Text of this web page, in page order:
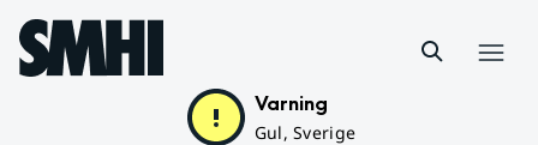
Hoppa till sidans innehåll
Varning
Gul, Sverige